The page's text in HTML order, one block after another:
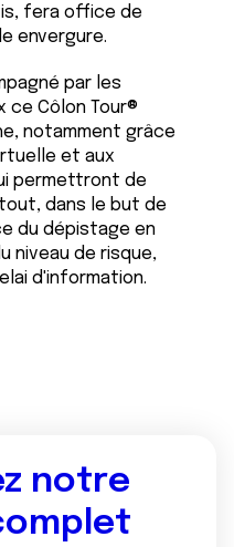
fera office de
envergure.
par les
Côlon Tour®
notamment grâce
et aux
permettront de
dans le but de
du dépistage en
niveau de risque,
d'information.
notre